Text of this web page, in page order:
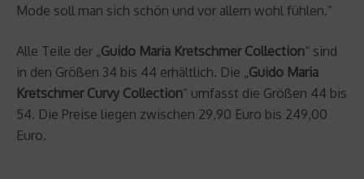
Mode soll man sich schön und vor allem wohl fühlen.“
Alle Teile der „Guido Maria Kretschmer Collection“ sind
in den Größen 34 bis 44 erhältlich. Die „Guido Maria
Kretschmer Curvy Collection“ umfasst die Größen 44 bis
54. Die Preise liegen zwischen 29,90 Euro bis 249,00
Euro.